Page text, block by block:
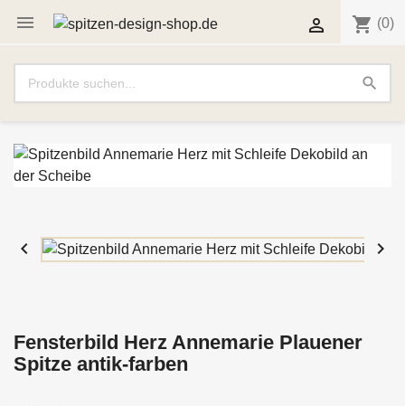
 shopping_cart (0)

search
 
Fensterbild Herz Annemarie Plauener
Spitze antik-farben